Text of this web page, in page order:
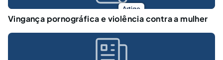
Artigo
Vingança pornográfica e violência contra a mulher